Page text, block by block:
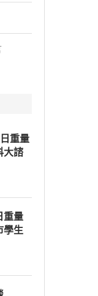
重量
大諮
量
學生